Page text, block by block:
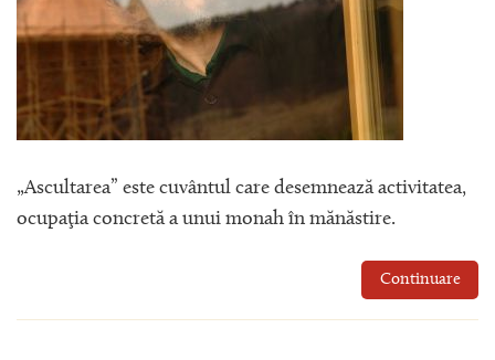
„Ascultarea” este cuvântul care desemnează activitatea,
ocupaţia concretă a unui monah în mănăstire.
Continuare